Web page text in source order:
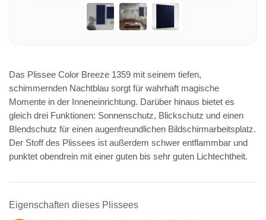
Das Plissee Color Breeze 1359 mit seinem tiefen,
schimmernden Nachtblau sorgt für wahrhaft magische
Momente in der Inneneinrichtung. Darüber hinaus bietet es
gleich drei Funktionen: Sonnenschutz, Blickschutz und einen
Blendschutz für einen augenfreundlichen Bildschirmarbeitsplatz.
Der Stoff des Plissees ist außerdem schwer entflammbar und
punktet obendrein mit einer guten bis sehr guten Lichtechtheit.
Eigenschaften dieses Plissees